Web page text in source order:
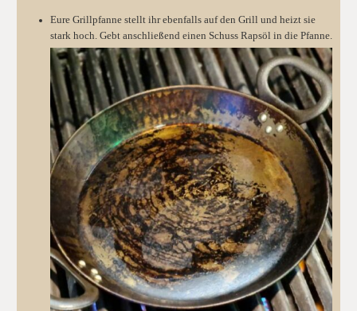
Eure Grillpfanne stellt ihr ebenfalls auf den Grill und heizt sie
stark hoch. Gebt anschließend einen Schuss Rapsöl in die Pfanne.